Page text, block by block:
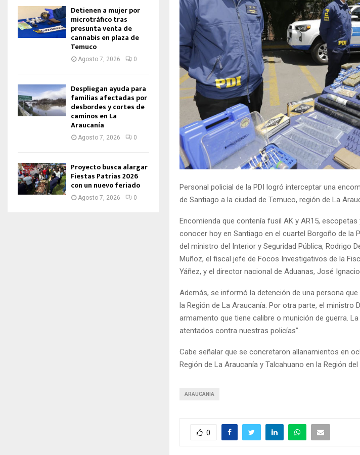
Personal policial de la PDI logró interceptar una
de Santiago a la ciudad de Temuco, región de La
Encomienda que contenía fusil AK y AR15,
conocer hoy en Santiago en el cuartel Borgoño de la
del ministro del Interior y Seguridad Pública, Rodrigo
Muñoz, el fiscal jefe de Focos Investigativos de la
Yáñez, y el director nacional de Aduanas, José
Además, se informó la detención de una persona
la Región de La Araucanía. Por otra parte, el ministro
armamento que tiene calibre o munición de guerra.
atentados contra nuestras policías”.
Cabe señalar que se concretaron allanamientos en
Región de La Araucanía y Talcahuano en la Región del
ARAUCANIA
0
Detienen a mujer por
microtráfico tras
presunta venta de
cannabis en plaza de
Temuco
Agosto 7, 2026 0
Despliegan ayuda para
familias afectadas por
desbordes y cortes de
caminos en La
Araucanía
Agosto 7, 2026 0
Proyecto busca alargar
Fiestas Patrias 2026
con un nuevo feriado
Agosto 7, 2026 0